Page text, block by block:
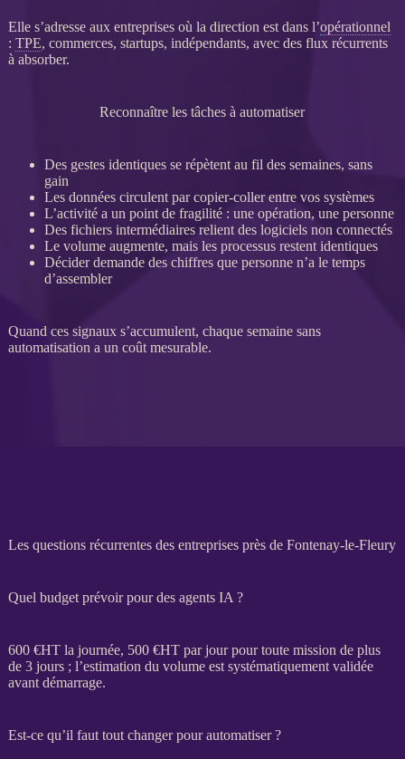
Elle s’adresse aux entreprises où la direction est dans l’opérationnel
: TPE, commerces, startups, indépendants, avec des fluxrécurrents
à absorber.
Reconnaître les tâches à automatiser
Des gestes identiques se répètent au fil des semaines, sans
gain
Les donnéescirculent par copier-coller entre vos systèmes
L’activité a un point de fragilité : une opération, une personne
Des fichiers intermédiaires relient des logiciels non connectés
Le volume augmente, mais les processusrestent identiques
Décider demande des chiffres que personne n’a le temps
d’assembler
Quand ces signaux s’accumulent, chaque semaine sans
automatisation a un coût mesurable.
Les questions récurrentes des entreprises près de Fontenay-le-Fleury
Quel budget prévoir pour des agents IA ?
600 €HTla journée, 500 €HTpar jour pour toute mission de plus
de 3 jours ; l’estimation du volume est systématiquement validée
avant démarrage.
Est-ce qu’il faut tout changer pour automatiser ?